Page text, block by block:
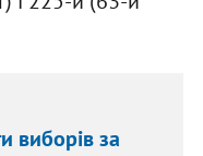
виборів за